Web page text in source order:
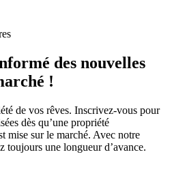
des nouvelles
!
de vos rêves. Inscrivez-vous pour
dès qu’une propriété
mise sur le marché. Avec notre
toujours une longueur d’avance.